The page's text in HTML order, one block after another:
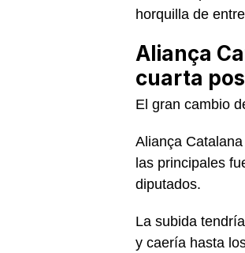
horquilla de entre
Aliança
cuarta
El gran cambio
Aliança
las principales
diputados.
La subida
y caería hasta